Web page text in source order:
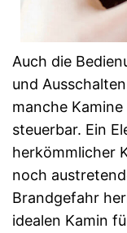
Auch die
und
manche
steuerbar. Ein
herkömmlicher
noch
Brandgefahr
idealen Kamin